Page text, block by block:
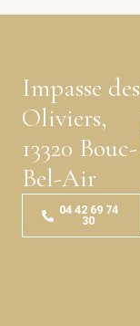
Impasse des
Oliviers,
13320 Bouc-
Bel-Air
04 42 69 74
30